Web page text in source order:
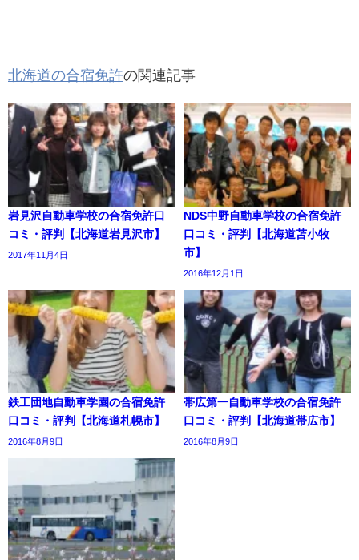
北海道の合宿免許の関連記事
岩見沢自動車学校の合宿免許口
コミ・評判【北海道岩見沢市】
2017年11月4日
NDS中野自動車学校の合宿免許
口コミ・評判【北海道苫小牧
市】
2016年12月1日
鉄工団地自動車学園の合宿免許
口コミ・評判【北海道札幌市】
2016年8月9日
帯広第一自動車学校の合宿免許
口コミ・評判【北海道帯広市】
2016年8月9日